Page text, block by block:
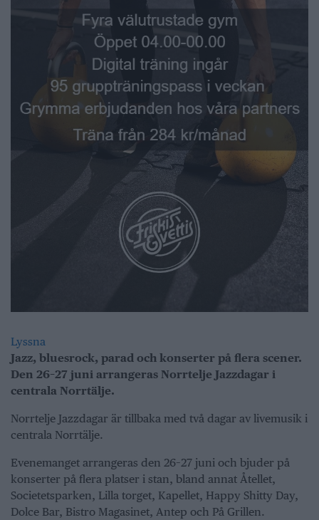
Lyssna
Jazz, bluesrock, parad och konserter på flera scener.
Den 26–27 juni arrangeras Norrtelje Jazzdagar i
centrala Norrtälje.
Norrtelje Jazzdagar är tillbaka med två dagar av livemusik i
centrala Norrtälje.
Evenemanget arrangeras den 26–27 juni och bjuder på
konserter på flera platser i stan, bland annat Åtellet,
Societetsparken, Lilla torget, Kapellet, Happy Shitty Day,
Dolce Bar, Bistro Magasinet, Antep och På Grillen.